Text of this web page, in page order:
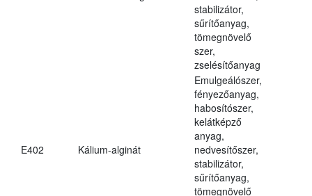
stabilizátor,
sűrítőanyag,
tömegnövelő
szer,
zselésítőanyag
E402 Kálium-alginát
Emulgeálószer,
fényezőanyag,
habosítószer,
kelátképző
anyag,
nedvesítőszer,
stabilizátor,
sűrítőanyag,
tömegnövelő